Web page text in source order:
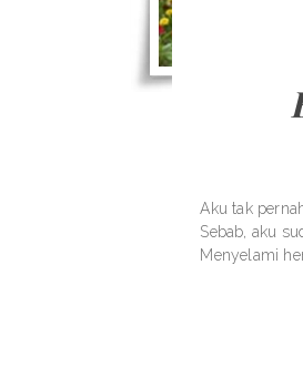
Aku tak
Sebab, aku
Menyelami